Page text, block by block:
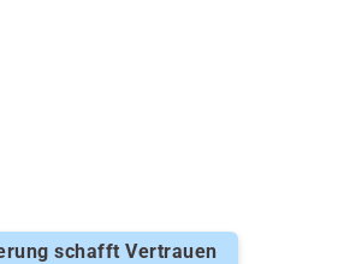
schafft Vertrauen